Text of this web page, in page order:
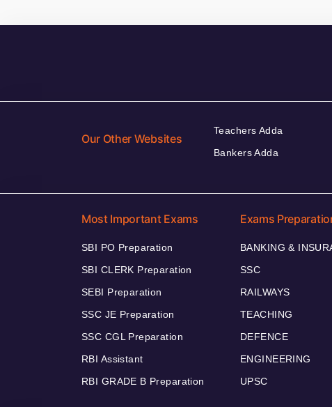
Our Other Websites
Teachers Adda
Bankers Adda
Most Important Exams
SBI PO Preparation
SBI CLERK Preparation
SEBI Preparation
SSC JE Preparation
SSC CGL Preparation
RBI Assistant
RBI GRADE B Preparation
Exams
BANKING &
SSC
RAILWAYS
TEACHING
DEFENCE
ENGINEERING
UPSC